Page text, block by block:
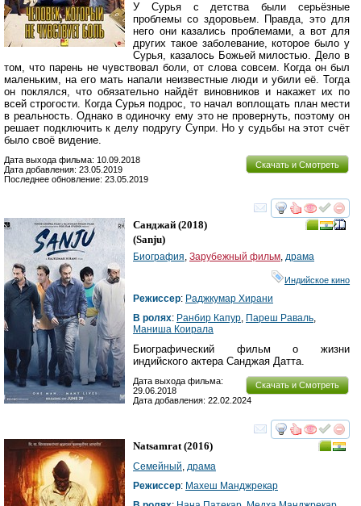
У Сурья с детства были серьёзные
проблемы со здоровьем. Правда, это для
него они казались проблемами, а вот для
других такое заболевание, которое было у
Сурья, казалось Божьей милостью. Дело в
том, что парень не чувствовал боли, от слова совсем. Когда он был
маленьким, на его мать напали неизвестные люди и убили её. Тогда
он поклялся, что обязательно найдёт виновников и накажет их по
всей строгости. Когда Сурья подрос, то начал воплощать план мести
в реальность. Однако в одиночку ему это не провернуть, поэтому он
решает подключить к делу подругу Супри. Но у судьбы на этот счёт
было своё видение.
Скачать и Смотреть
Дата выхода фильма: 10.09.2018
Дата добавления: 23.05.2019
Последнее обновление: 23.05.2019
смотреть
Санджай (2018)
(Sanju)
Биография, Зарубежный фильм, драма
Индийское кино
Режиссер: Раджкумар Хирани
В ролях: Ранбир Капур, Пареш Раваль,
Маниша Коирала
Биографический фильм о жизни
индийского актера Санджая Датта.
Скачать и Смотреть
Дата выхода фильма:
29.06.2018
Дата добавления: 22.02.2024
смотреть
Natsamrat(2016)
Семейный, драма
Режиссер: Махеш Манджрекар